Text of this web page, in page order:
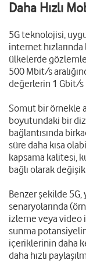
Daha Hızlı
5G teknolojisi,
internet
ülkelerde
500 Mbit/s
değerlerin 1 Gbit/
Somut bir örnekle
boyutundaki bir
bağlantısında
süre daha kısa
kapsama kalitesi,
bağlı olarak
Benzer şekilde
senaryolarında
izleme veya video
sunma
içeriklerinin daha
daha hızlı